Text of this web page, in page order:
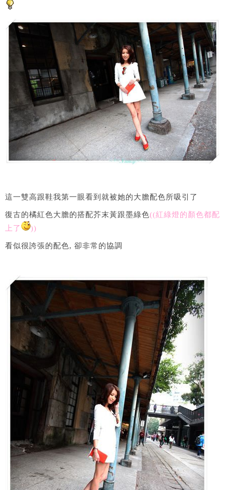
這一雙高跟鞋我第一眼看到就被她的大膽配色所吸引了
復古的橘紅色大膽的搭配芥末黃跟墨綠色((紅綠燈的顏色都配
上了
))
看似很誇張的配色, 卻非常的協調